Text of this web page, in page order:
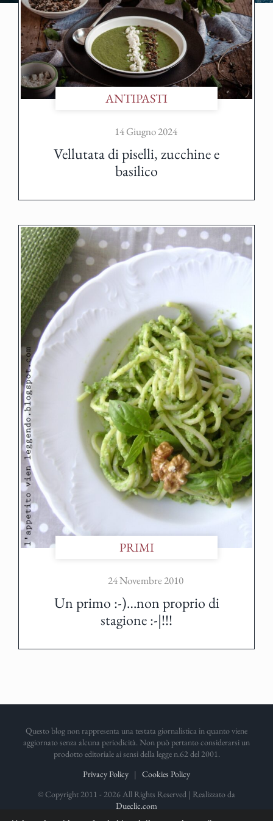
ANTIPASTI
14 Giugno 2024
Vellutata di piselli, zucchine e
basilico
PRIMI
24 Novembre 2010
Un primo :-)…non proprio di
stagione :-|!!!
Questo blog non rappresenta una testata giornalistica in quanto viene
aggiornato senza alcuna periodicità. Non può pertanto considerarsi un
prodotto editoriale ai sensi della legge n.62 del 2001.
Privacy Policy | Cookies Policy
© Copyright 2011 - 2026 All Rights Reserved | Realizzato da
Dueclic.com